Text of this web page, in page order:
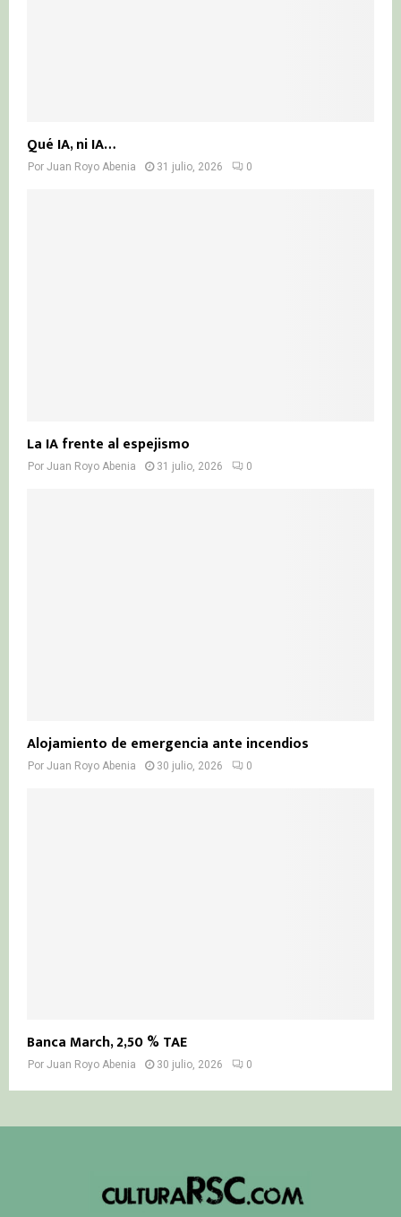
Qué IA, ni IA…
Por Juan Royo Abenia 31 julio, 2026 0
La IA frente al espejismo
Por Juan Royo Abenia 31 julio, 2026 0
Alojamiento de emergencia ante incendios
Por Juan Royo Abenia 30 julio, 2026 0
Banca March, 2,50 % TAE
Por Juan Royo Abenia 30 julio, 2026 0